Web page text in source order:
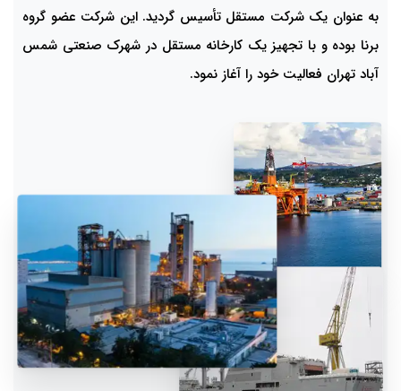
به عنوان یک شرکت مستقل تأسیس گردید. این شرکت عضو گروه
برنا بوده و با تجهیز یک کارخانه مستقل در شهرک صنعتی شمس
آباد تهران فعالیت خود را آغاز نمود.